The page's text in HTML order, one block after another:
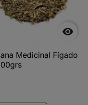

Medicinal Fígado